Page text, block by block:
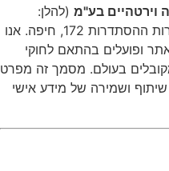
וירטהיים בע"מ (להלן:
"החברה" או "אנחנו"), שמענה בשדרות ההסתדרות 172, חיפה. אנו
ופועלים בהתאם לחוקי
בעולם. מסמך זה מפרט
שיתוף ושמירה של מידע אישי